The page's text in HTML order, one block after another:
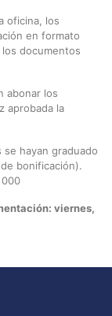
oficina, los
en formato
documentos
abonar los
aprobada la
hayan graduado
bonificación).
viernes,